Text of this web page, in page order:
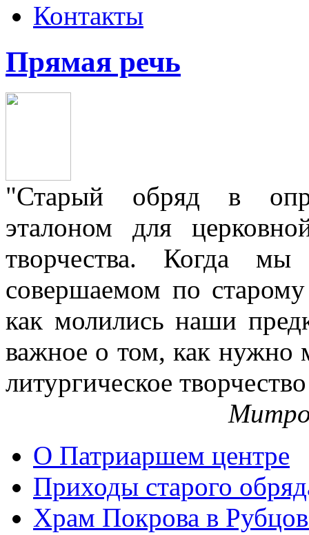
Контакты
Прямая речь
"Старый обряд в
эталоном для
творчества. Когда мы
совершаемом по
как молились наши
важное о том, как нужно
литургическое
О Патриаршем центре
Приходы старого
Храм Покрова в